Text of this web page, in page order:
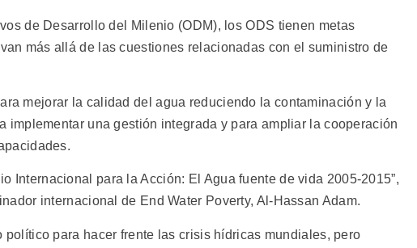
de Desarrollo del Milenio (ODM), los ODS tienen metas
más allá de las cuestiones relacionadas con el suministro de
mejorar la calidad del agua reduciendo la contaminación y la
implementar una gestión integrada y para ampliar la cooperación
Internacional para la Acción: El Agua fuente de vida 2005-2015”,
internacional de End Water Poverty, Al-Hassan Adam.
para hacer frente las crisis hídricas mundiales, pero